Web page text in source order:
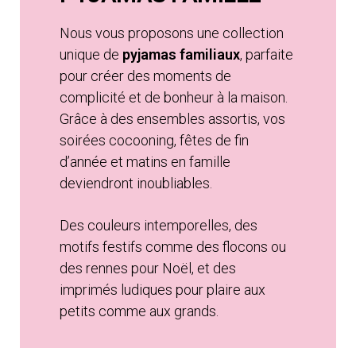
Nous vous proposons une collection
unique de pyjamas familiaux, parfaite
pour créer des moments de
complicité et de bonheur à la maison.
Grâce à des ensembles assortis, vos
soirées cocooning, fêtes de fin
d’année et matins en famille
deviendront inoubliables.
Des couleurs intemporelles, des
motifs festifs comme des flocons ou
des rennes pour Noël, et des
imprimés ludiques pour plaire aux
petits comme aux grands.